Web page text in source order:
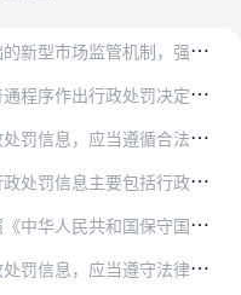
平竞争的市场秩序，根据相关法律、行政法规以及国务院有关规定，制定本规定。
应当记录于国家企业信用信息公示系统，并向社会公示。
循合法、客观、及时、规范的原则。
行政处罚决定书和行政处罚信息摘要。
健全行政处罚信息保密审查机制。公示的行政处罚信息不得泄露国家秘密，不得危…
密和个人信息保护的有关规定，对信息进行必要的处理。